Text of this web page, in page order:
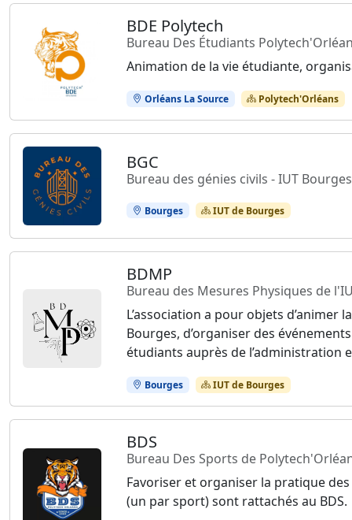
BDE Polytech
Bureau Des Étudiants
Animation de la vie étudiante,
Orléans La Source Polytech'Orléans
BGC
Bureau des génies civils - IUT Bourges
Bourges IUT de Bourges
BDMP
Bureau des Mesures Physiques de
L’association a pour objets d’animer
Bourges, d’organiser des
étudiants auprès de l’administration
Bourges IUT de Bourges
BDS
Bureau Des Sports de
Favoriser et organiser la pratique
(un par sport) sont rattachés au BDS.